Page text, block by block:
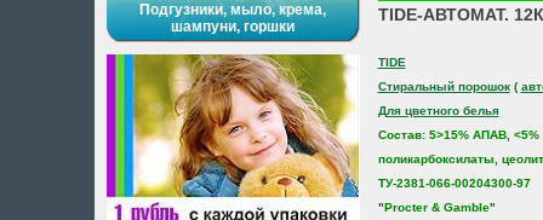
Подгузники, мыло, крема,
шампуни, горшки
TIDE-АВТОМАТ.
TIDE
Стиральный порошок(
Для цветного белья
Состав: 5>15% АПАВ,
поликарбоксилаты,
ТУ-2381-066-00204300-97
"Procter & Gamble"